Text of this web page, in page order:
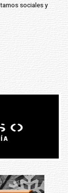
sociales y